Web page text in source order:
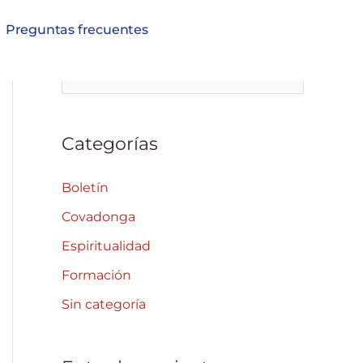
Preguntas frecuentes
c
a
r
:
Categorías
Boletín
Covadonga
Espiritualidad
Formación
Sin categoría